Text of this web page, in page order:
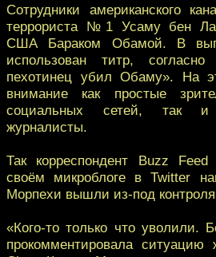
Сотрудники американского
террориста №1 Усаму бен
США Бараком Обамой. В
использован титр,
пехотинец убил Обаму». На
внимание как простые
социальных сетей, так и
журналисты.
Так корреспондент Buzz
своём микроблоге в Twitter
Морпехи вышли из-под
«Кого-то только что
прокомментировала ситуацию